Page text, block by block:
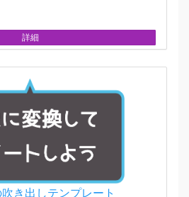
詳細
き出しテンプレート